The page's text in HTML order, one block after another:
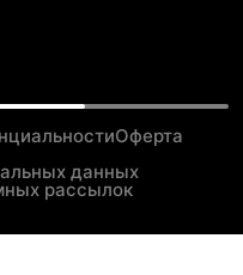
Оферта
данных
рассылок